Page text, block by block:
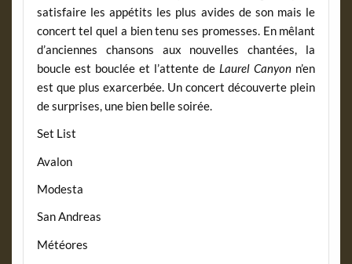
satisfaire les appétits les plus avides de son mais le
concert tel quel a bien tenu ses promesses. En mêlant
d’anciennes chansons aux nouvelles chantées, la
boucle est bouclée et l’attente de Laurel Canyon n’en
est que plus exarcerbée. Un concert découverte plein
de surprises, une bien belle soirée.
Set List
Avalon
Modesta
San Andreas
Météores